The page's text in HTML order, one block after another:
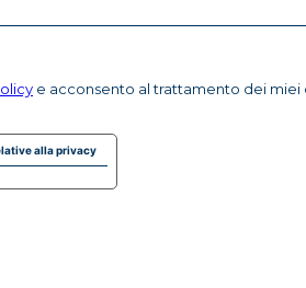
e acconsento al trattamento dei miei
alla privacy